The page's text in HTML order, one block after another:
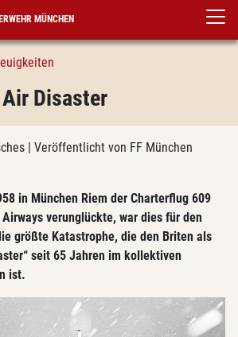
MÜNCHEN
Disaster
| Veröffentlicht von FF München
in München Riem der Charterflug 609
verunglückte, war dies für den
größte Katastrophe, die den Briten als
seit 65 Jahren im kollektiven
ist.